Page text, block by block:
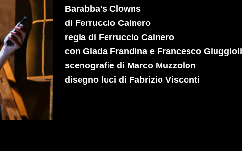
Barabba's Clowns
di Ferruccio Cainero
regia di Ferruccio Cainero
con Giada Frandina e Francesco Giuggioli
scenografie di Marco Muzzolon
disegno luci di Fabrizio Visconti